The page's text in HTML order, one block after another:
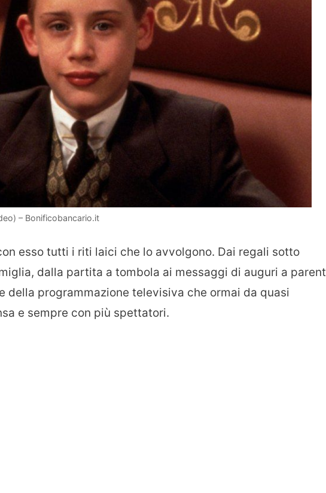
– Bonificobancario.it
esso tutti i riti laici che lo avvolgono. Dai regali sotto
dalla partita a tombola ai messaggi di auguri a
della programmazione televisiva che ormai da quasi
e sempre con più spettatori.